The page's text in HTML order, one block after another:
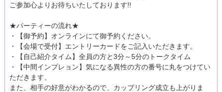
ご参加心よりお待ちいたしております!!
★パーティーの流れ★
・【御予約】オンラインにて御予約ください。
・【会場で受付】エントリーカードをご記入いただきます。
・【自己紹介タイム】全員の方と3分～5分のトークタイム
・【中間インプレョン】気になる異性の方の番号に丸をつけてい
ただきます。
また、相手の好意がわかるので、カップリング成立も上がりま